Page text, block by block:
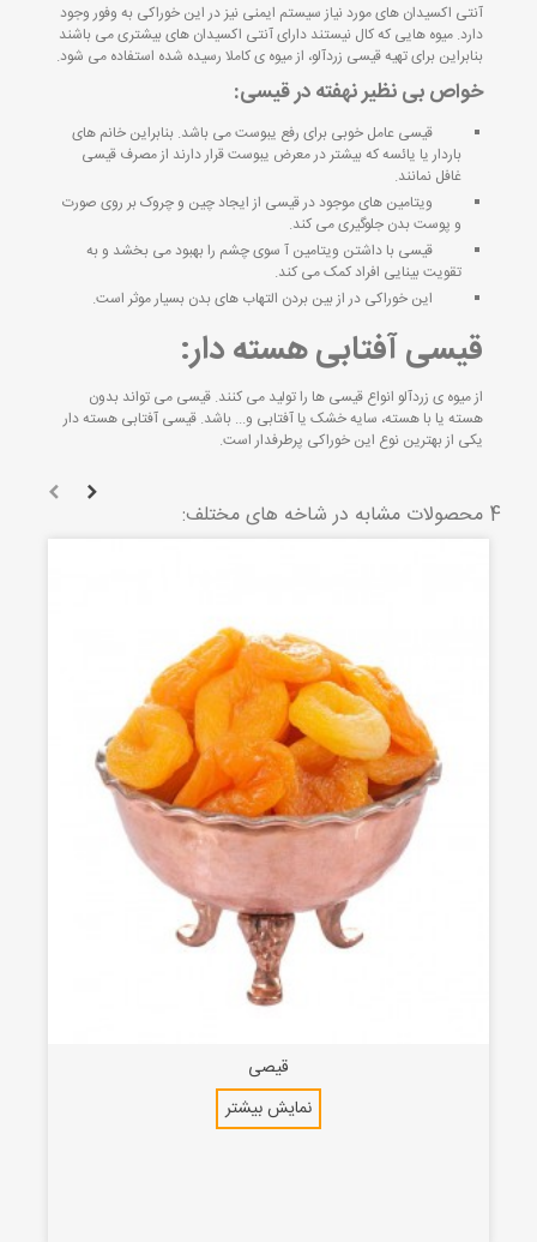
آنتی اکسیدان های مورد نیاز سیستم ایمنی نیز در این خوراکی به وفور وجود
دارد. میوه هایی که کال نیستند دارای آنتی اکسیدان های بیشتری می باشند
بنابراین برای تهیه قیسی زردآلو، از میوه ی کاملا رسیده شده استفاده می شود.
خواص بی نظیر نهفته در قیسی:
قیسی عامل خوبی برای رفع یبوست می باشد. بنابراین خانم های
باردار یا یائسه که بیشتر در معرض یبوست قرار دارند از مصرف قیسی
غافل نمانند.
ویتامین های موجود در قیسی از ایجاد چین و چروک بر روی صورت
و پوست بدن جلوگیری می کند.
قیسی با داشتن ویتامین آ سوی چشم را بهبود می بخشد و به
تقویت بینایی افراد کمک می کند.
این خوراکی در از بین بردن التهاب های بدن بسیار موثر است.
قیسی آفتابی هسته دار:
از میوه ی زردآلو انواع قیسی ها را تولید می کنند. قیسی می تواند بدون
هسته یا با هسته، سایه خشک یا آفتابی و... باشد. قیسی آفتابی هسته دار
یکی از بهترین نوع این خوراکی پرطرفدار است.
4 محصولات مشابه در شاخه های مختلف:
قیصی
نمایش بیشتر